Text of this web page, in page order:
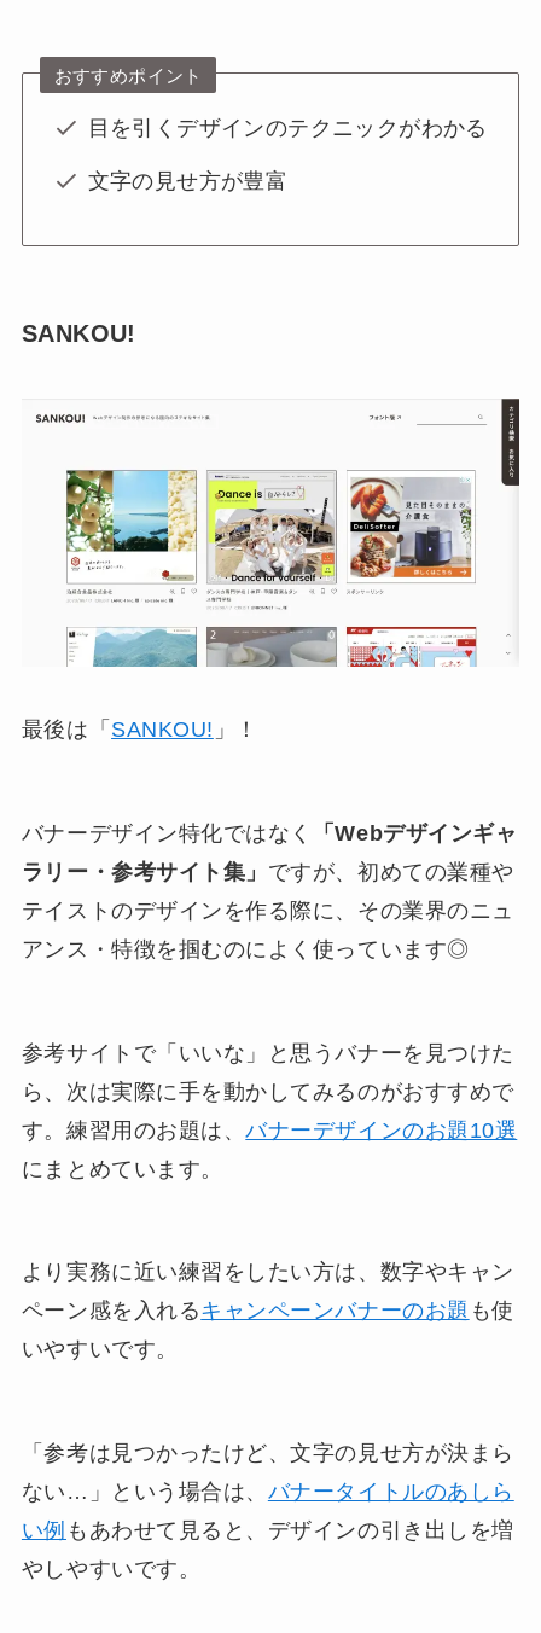
おすすめポイント
目を引くデザインのテクニックがわかる
文字の見せ方が豊富
SANKOU!
最後は「 SANKOU! 」！
バナーデザイン特化ではなく
「Webデザインギャ
ラリー・参考サイト集」 ですが、初めての業種や
テイストのデザインを作る際に、その業界のニュ
アンス・特徴を掴むのによく使っています◎
参考サイトで「いいな」と思うバナーを見つけた
ら、次は実際に手を動かしてみるのがおすすめで
す。練習用のお題は、バナーデザインのお題10選
にまとめています。
より実務に近い練習をしたい方は、数字やキャン
ペーン感を入れるキャンペーンバナーのお題 も使
いやすいです。
「参考は見つかったけど、文字の見せ方が決まら
ない…」という場合は、 バナータイトルのあしら
い例 もあわせて見ると、デザインの引き出しを増
やしやすいです。